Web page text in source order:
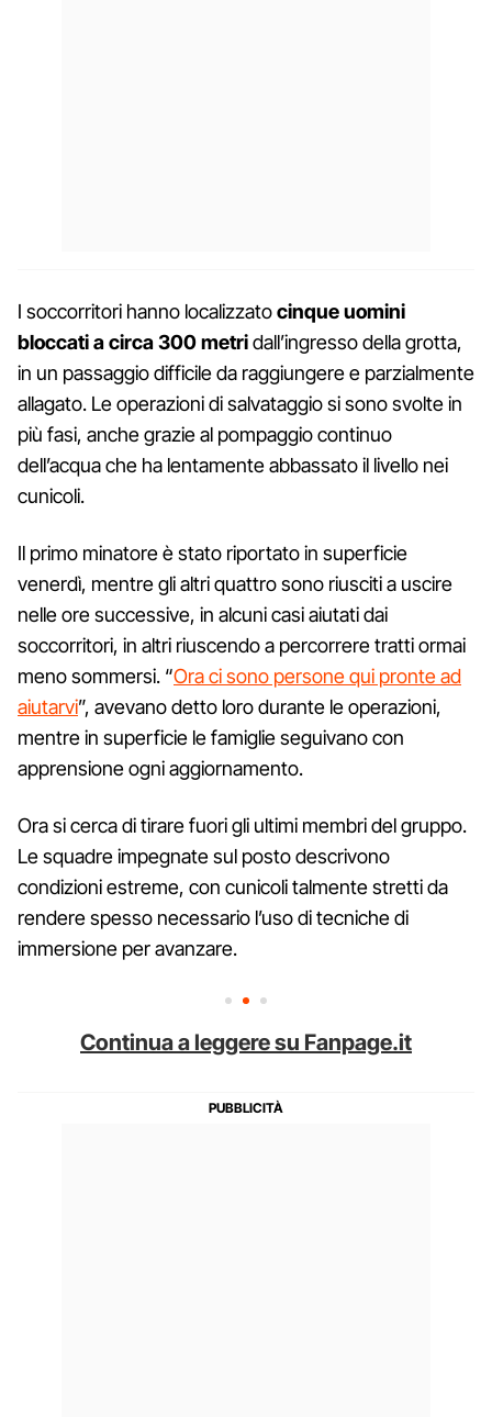
I soccorritori hanno localizzatocinque uomini
bloccati a circa 300 metridall’ingresso della grotta,
in un passaggio difficile da raggiungere e parzialmente
allagato. Le operazioni di salvataggio si sono svolte in
più fasi, anche grazie al pompaggio continuo
dell’acqua che ha lentamente abbassato il livello nei
cunicoli.
Il primo minatore è stato riportato in superficie
venerdì, mentre gli altri quattro sono riusciti a uscire
nelle ore successive, in alcuni casi aiutati dai
soccorritori, in altri riuscendo a percorrere tratti ormai
meno sommersi. “Ora ci sono persone qui pronte ad
aiutarvi”, avevano detto loro durante le operazioni,
mentre in superficie le famiglie seguivano con
apprensione ogni aggiornamento.
Ora si cerca di tirare fuori gli ultimi membri del gruppo.
Le squadre impegnate sul posto descrivono
condizioni estreme, con cunicoli talmente stretti da
rendere spesso necessario l’uso di tecniche di
immersione per avanzare.
Continua a leggere su Fanpage.it